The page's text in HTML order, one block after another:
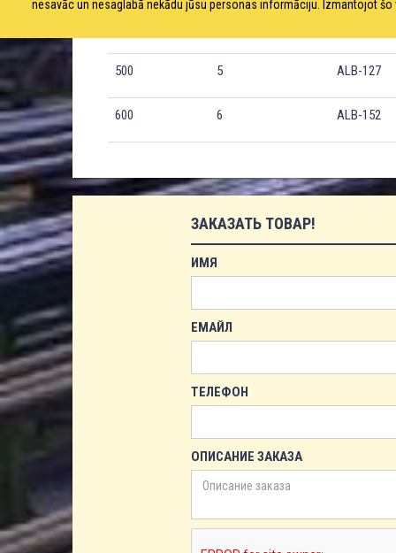
500 5 ALB-127
600 6 ALB-152
ЗАКАЗАТЬ ТОВАР!
ИМЯ
ЕМАЙЛ
ТЕЛЕФОН
ОПИСАНИЕ ЗАКАЗА
nesavāc un nesaglabā nekādu jūsu personas informāciju. Izmantojot